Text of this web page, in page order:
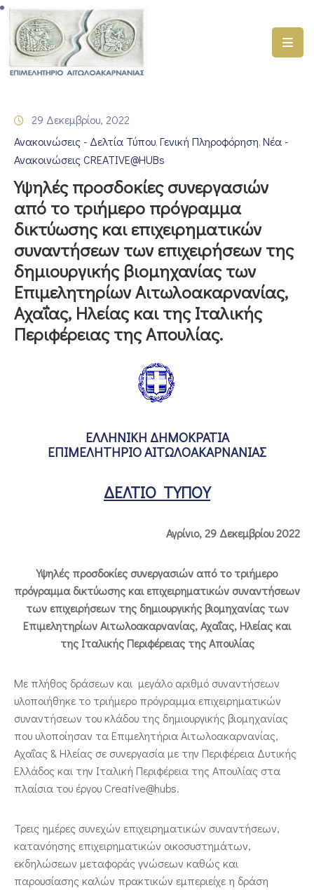
ΑΡΧΙΚΗ
ΓΕΜΗ
–
ΥΜΣ
ΠΡΟΓΡΑΜΜΑΤΑ
ΕΠΙΜΕΛΗΤΗΡΙΟΥ
ΣΥΜΜΕΤΟΧΗ
ΣΕ
ΕΤΑΙΡΕΙΕΣ
ΕΠΙΚΑΙΡΟΤΗΤΑ
ΕΠΙΚΟΙΝΩΝΙΑ
29 Δεκεμβρίου, 2022
Ανακοινώσεις - Δελτία Τύπου‚ Γενική Πληροφόρηση‚ Νέα -
Ανακοινώσεις CREATIVE@HUBs
Υψηλές προσδοκίες συνεργασιών
από το τριήμερο πρόγραμμα
δικτύωσης και επιχειρηματικών
συναντήσεων των επιχειρήσεων της
δημιουργικής βιομηχανίας των
Επιμελητηρίων Αιτωλοακαρνανίας,
Αχαΐας, Ηλείας και της Ιταλικής
Περιφέρειας της Απουλίας.
ΕΛΛΗΝΙΚΗ ΔΗΜΟΚΡΑΤΙΑ
ΕΠΙΜΕΛΗΤΗΡΙΟ ΑΙΤΩΛΟΑΚΑΡΝΑΝΙΑΣ
ΔΕΛΤΙΟ ΤΥΠΟΥ
Αγρίνιο,29 Δεκεμβρίου2022
Υψηλές προσδοκίες συνεργασιών από το τριήμερο
πρόγραμμα δικτύωσης και επιχειρηματικών συναντήσεων
των επιχειρήσεων της δημιουργικής βιομηχανίας των
Επιμελητηρίων Αιτωλοακαρνανίας, Αχαΐας, Ηλείας και
της Ιταλικής Περιφέρειας της Απουλίας
Με πλήθος δράσεων και μεγάλο αριθμό συναντήσεων
υλοποιήθηκε το τριήμερο πρόγραμμα επιχειρηματικών
συναντήσεων του κλάδου της δημιουργικής βιομηχανίας
που υλοποίησαν τα Επιμελητήρια Αιτωλοακαρνανίας,
Αχαΐας & Ηλείας σε συνεργασία με την Περιφέρεια Δυτικής
Ελλάδος και την Ιταλική Περιφέρεια της Απουλίας στα
πλαίσια του έργου Creative@hubs.
Τρεις ημέρες συνεχών επιχειρηματικών συναντήσεων,
κατανόησης επιχειρηματικών οικοσυστημάτων,
εκδηλώσεων μεταφοράς γνώσεων καθώς και
παρουσίασης καλών πρακτικών εμπεριείχε η δράση